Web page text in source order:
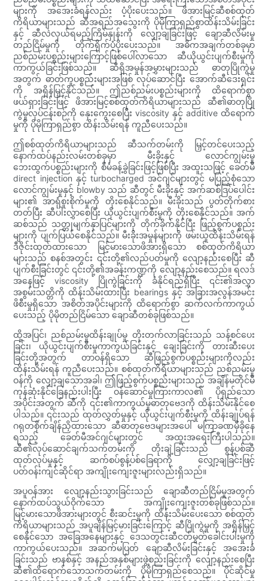
များကို အအေးခံရန်လည်း ပံ့ပိုးပေးသည်။ ဖိအားမြင့်ဆီစစ်ထုတ်
ကိရိယာများသည် ဆီအရည်အသွေးကို ပိုမိုကြာရှည်စွာထိန်းသိမ်းခြင်း
နှင့် ဆီလဲလှယ်ရမည့်ကြိမ်နှုန်းကို လျှော့ချခြင်းဖြင့် ချောဆီလိမ်းမှု
တည်ငြိမ်မှုကို တိုက်ရိုက်ပံ့ပိုးပေးသည်။ အဓိကအချက်တစ်ခုမှာ
ညစ်ညမ်းပစ္စည်းများကြောင့်ဖြစ်ပေါ်လာသော ဆီယိုယွင်းပျက်စီးမှုကို
ကာကွယ်ခြင်းဖြစ်သည်။ ဆီရှိအမှုန်အမွှားများသည် ဓာတုပြိုကွဲမှု
အတွက် ဓာတ်ကူပစ္စည်းများအဖြစ် လုပ်ဆောင်ပြီး အောက်ဆီဒေးရှင်း
ကို အရှိန်မြှင့်နိုင်သည်။ ဤညစ်ညမ်းပစ္စည်းများကို ထိရောက်စွာ
ဖယ်ရှားခြင်းဖြင့် ဖိအားမြင့်စစ်ထုတ်ကိရိယာများသည် ဆီ၏ဓာတုပြို
ကွဲမှုလုပ်ငန်းစဉ်ကို နှေးကွေးစေပြီး viscosity နှင့် additive ထိရောက်
မှုကို ပိုမိုကြာရှည်စွာ ထိန်းသိမ်းရန် ကူညီပေးသည်။
ဤစစ်ထုတ်ကိရိယာများသည် ဆီသက်တမ်းကို မြှင့်တင်ပေးသည့်
နောက်ထပ်နည်းလမ်းတစ်ခုမှာ မီးခိုးနှင့် လောင်ကျွမ်းမှု
ဘေးထွက်ပစ္စည်းများကို စီမံခန့်ခွဲခြင်းဖြင့်ဖြစ်ပြီး အထူးသဖြင့် ခေတ်မီ
direct injection နှင့် turbocharged အင်ဂျင်များတွင် မပြည့်စုံသော
လောင်ကျွမ်းမှုနှင့် blowby သည် ဆီတွင် မီးခိုးနှင့် အက်ဆစ်ဒြပ်ပေါင်း
များ၏ အာရုံစူးစိုက်မှုကို တိုးစေနိုင်သည်။ မီးခိုးသည် ပွတ်တိုက်စား
တတ်ပြီး ဆီပါးလွှာစေပြီး ယိုယွင်းပျက်စီးမှုကို တိုးစေနိုင်သည်။ အက်
ဆစ်သည် သတ္တုမျက်နှာပြင်များကို တိုက်ခိုက်နိုင်ပြီး ဖြည့်စွက်ပစ္စည်း
များကို ပျက်ပြယ်စေနိုင်သည်။ မီးခိုးအမှုန်များကို ဖမ်းယူထိန်းသိမ်းရန်
ဒီဇိုင်းထုတ်ထားသော မြင့်မားသောဖိအားရှိသော စစ်ထုတ်ကိရိယာ
များသည် စနစ်အတွင်း ၎င်းတို့၏လည်ပတ်မှုကို လျော့နည်းစေပြီး ဆီ
ပျက်စီးခြင်းတွင် ၎င်းတို့၏အခန်းကဏ္ဍကို လျော့နည်းစေသည်။ ရလဒ်
အနေဖြင့် viscosity ပြိုကွဲခြင်းကို ခံနိုင်ရည်ရှိပြီး ၎င်း၏အလွှာ
အစွမ်းသတ္တိကို ထိန်းသိမ်းထားပြီး bearings နှင့် အခြားအလွန်အမင်း
ဖိစီးမှုရှိသော အစိတ်အပိုင်းများကို ထိရောက်စွာ ဆက်လက်ကာကွယ်
ပေးသည့် ပိုမိုတည်ငြိမ်သော ချောဆီတစ်ခုဖြစ်သည်။
ထို့အပြင်၊ ညစ်ညမ်းမှုထိန်းချုပ်မှု တိုးတက်လာခြင်းသည် သန့်စင်ပေး
ခြင်း၊ ယိုယွင်းပျက်စီးမှုကာကွယ်ခြင်းနှင့် ချေးခြင်းကို တားဆီးပေး
ခြင်းတို့အတွက် တာဝန်ရှိသော ဆီဖြည့်စွက်ပစ္စည်းများကိုလည်း
ထိန်းသိမ်းရန် ကူညီပေးသည်။ စစ်ထုတ်ကိရိယာများသည် ညစ်ညမ်းမှု
ဝန်ကို လျှော့ချသောအခါ၊ ဤဖြည့်စွက်ပစ္စည်းများသည် အချိန်မတိုင်မီ
ကုန်ဆုံးနိုင်ခြေနည်းပါးပြီး ဝန်ဆောင်မှုကြားကာလ၏ ပိုရှည်သော
အပိုင်းအတွက် ဆီကို ၎င်း၏ကာကွယ်မှုဓာတုဗေဒကို ထိန်းသိမ်းနိုင်စေ
ပါသည်။ ၎င်းသည် ထုတ်လွှတ်မှုနှင့် ယိုယွင်းပျက်စီးမှုကို ထိန်းချုပ်ရန်
ဂရုတစိုက်ချိန်ညှိထားသော ဆီဓာတုဗေဒများအပေါ် မကြာခဏမှီခိုနေ
ရသည့် ခေတ်မီအင်ဂျင်များတွင် အထူးအရေးကြီးပါသည်။
ဆီ၏လုပ်ဆောင်ချက်သက်တမ်းကို တိုးချဲ့ခြင်းသည် စွန့်ပစ်ဆီ
ထုတ်လုပ်မှုနှင့် ဆက်စပ်စွန့်ပစ်ခြေရာကို လျှော့ချခြင်းဖြင့်
ပတ်ဝန်းကျင်ဆိုင်ရာ အကျိုးကျေးဇူးများလည်းရှိသည်။
အပူဝန်အား လျော့နည်းသွားခြင်းသည် ချောဆီတည်ငြိမ်မှုအတွက်
နောက်ထပ်သွယ်ဝိုက်သော အကျိုးကျေးဇူးတစ်ခုဖြစ်သည်။
မြင့်မားသောဖိအားများတွင် စီးဆင်းမှုကို ထိန်းသိမ်းပေးသော စစ်ထုတ်
ကိရိယာများသည် အပူချိန်မြင့်မားခြင်းကြောင့် ဆီပြိုကွဲမှုကို အရှိန်မြှင့်
စေနိုင်သော အခြေအနေများနှင့် ဒေသတွင်းဆီငတ်မွတ်ခေါင်းပါးမှုကို
ကာကွယ်ပေးသည်။ အဆက်မပြတ် ချောဆီလိမ်းခြင်းနှင့် အအေးခံ
ခြင်းသည် ဗာနစ်နှင့် အနည်အနှစ်များဖွဲ့စည်းခြင်းကို လျော့နည်းစေပြီး
ဆီ၏ထိရောက်သောသက်တမ်းကို ပိုမိုကြာရှည်စေသည်။ ပိုင်ဆိုင်မှု